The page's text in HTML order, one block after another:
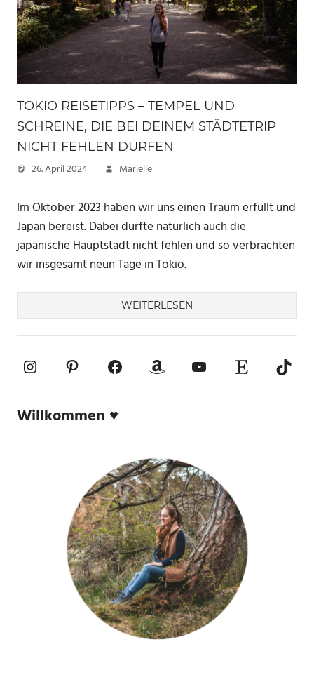
TOKIO REISETIPPS – TEMPEL UND
SCHREINE, DIE BEI DEINEM STÄDTETRIP
NICHT FEHLEN DÜRFEN
26. April 2024 Marielle
Im Oktober 2023 haben wir uns einen Traum erfüllt und
Japan bereist. Dabei durfte natürlich auch die
japanische Hauptstadt nicht fehlen und so verbrachten
wir insgesamt neun Tage in Tokio.
WEITERLESEN
InstagramPinterestFacebookAmazonYouTube
Etsy-Shop
Willkommen ♥